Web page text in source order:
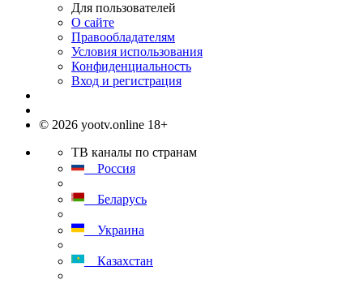
Для пользователей
О сайте
Правообладателям
Условия использования
Конфиденциальность
Вход и регистрация
© 2026 yootv.online 18+
ТВ каналы по странам
Россия
Беларусь
Украина
Казахстан